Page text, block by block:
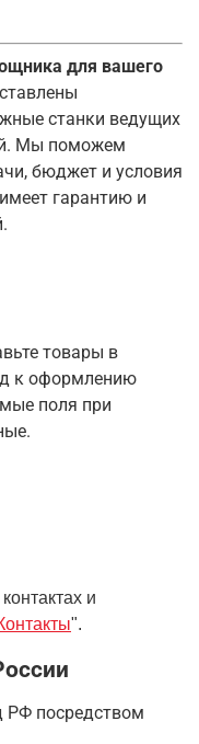
для вашего
станки ведущих
Мы поможем
бюджет и условия
гарантию и
товары в
к оформлению
поля при
и
".
РФ посредством